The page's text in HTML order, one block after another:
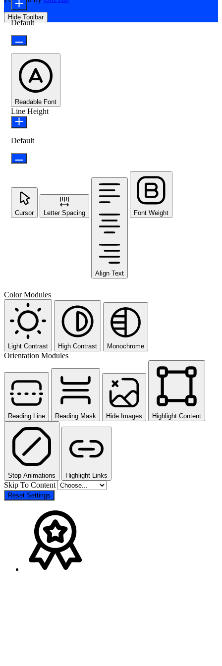
Hide Toolbar
Default
Readable Font
Line Height
Default
Cursor Letter Spacing
Align Text
Font Weight
Color Modules
Light Contrast High Contrast Monochrome
Orientation Modules
Reading Line Reading Mask Hide Images Highlight Content
Stop Animations Highlight Links
Skip To Content
Reset Settings